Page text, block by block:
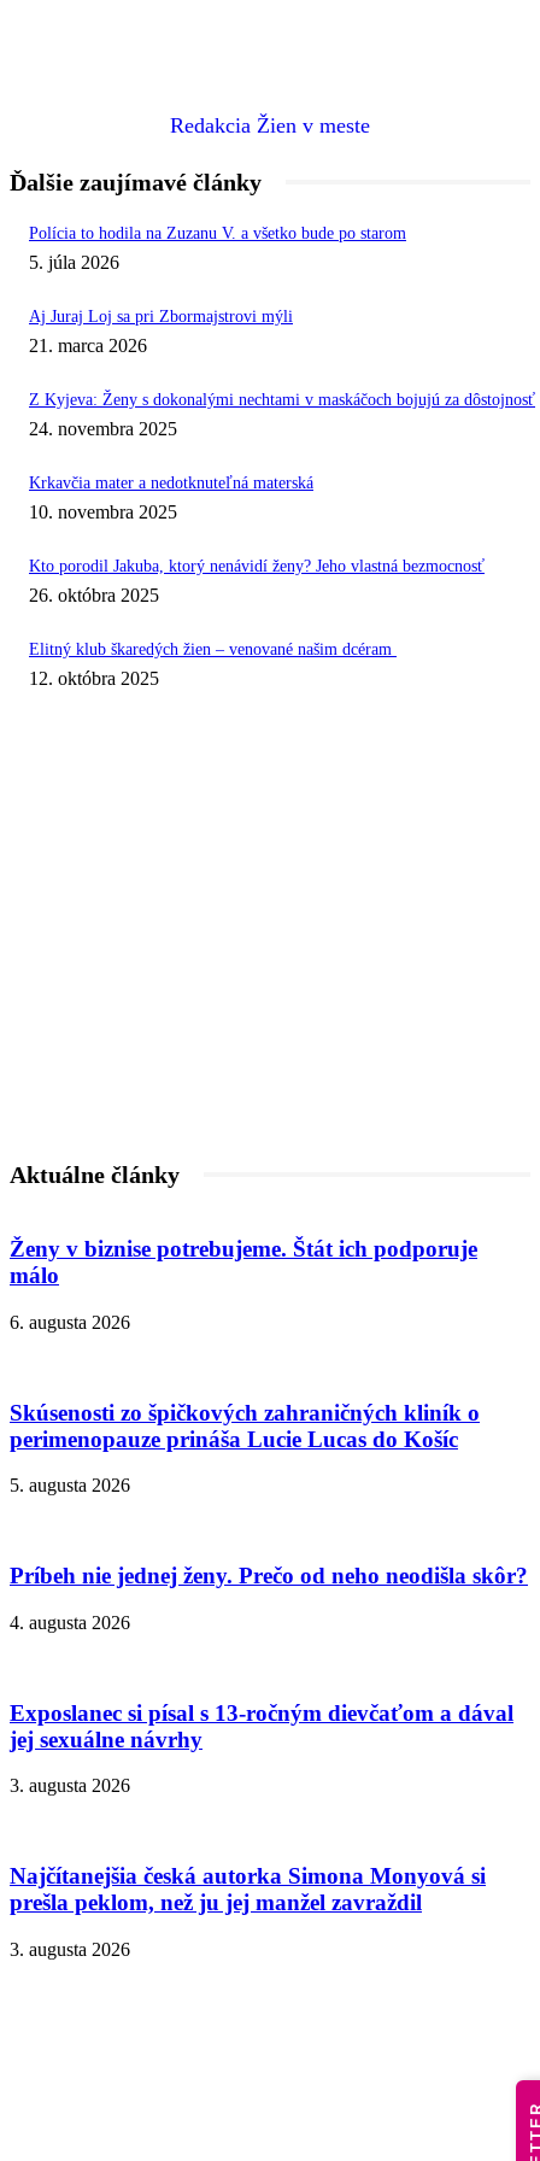
Redakcia Žien v meste
Ďalšie zaujímavé články
Polícia to hodila na Zuzanu V. a všetko bude po starom
5. júla 2026
Aj Juraj Loj sa pri Zbormajstrovi mýli
21. marca 2026
Z Kyjeva: Ženy s dokonalými nechtami v maskáčoch bojujú za dôstojnosť
24. novembra 2025
Krkavčia mater a nedotknuteľná materská
10. novembra 2025
Kto porodil Jakuba, ktorý nenávidí ženy? Jeho vlastná bezmocnosť
26. októbra 2025
Elitný klub škaredých žien – venované našim dcéram
12. októbra 2025
Aktuálne články
Ženy v biznise potrebujeme. Štát ich podporuje
málo
6. augusta 2026
Skúsenosti zo špičkových zahraničných kliník o
perimenopauze prináša Lucie Lucas do Košíc
5. augusta 2026
Príbeh nie jednej ženy. Prečo od neho neodišla skôr?
4. augusta 2026
Exposlanec si písal s 13-ročným dievčaťom a dával
jej sexuálne návrhy
3. augusta 2026
Najčítanejšia česká autorka Simona Monyová si
prešla peklom, než ju jej manžel zavraždil
3. augusta 2026